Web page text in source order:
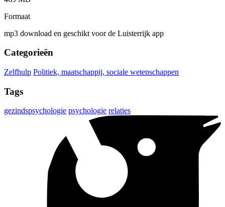
Formaat
mp3 download en geschikt voor de Luisterrijk app
Categorieën
Zelfhulp Politiek, maatschappij, sociale wetenschappen
Tags
gezindspsychologie psychologie relaties